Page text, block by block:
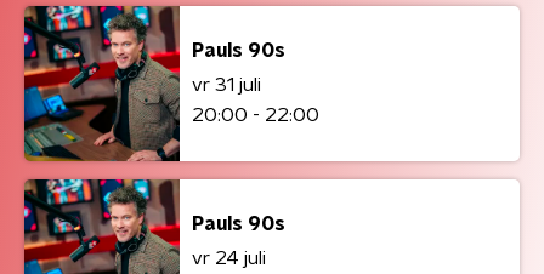
Pauls 90s
vr 31 juli
20:00 - 22:00
Pauls 90s
vr 24 juli